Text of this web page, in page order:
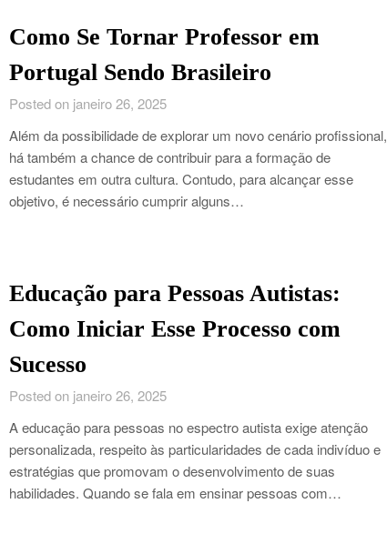
Como Se Tornar Professor em
Portugal Sendo Brasileiro
Posted on janeiro 26, 2025
Além da possibilidade de explorar um novo cenário profissional,
há também a chance de contribuir para a formação de
estudantes em outra cultura. Contudo, para alcançar esse
objetivo, é necessário cumprir alguns…
Educação para Pessoas Autistas:
Como Iniciar Esse Processo com
Sucesso
Posted on janeiro 26, 2025
A educação para pessoas no espectro autista exige atenção
personalizada, respeito às particularidades de cada indivíduo e
estratégias que promovam o desenvolvimento de suas
habilidades. Quando se fala em ensinar pessoas com…